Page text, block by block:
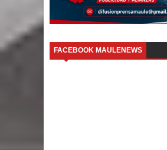
FACEBOOK MAULENEWS